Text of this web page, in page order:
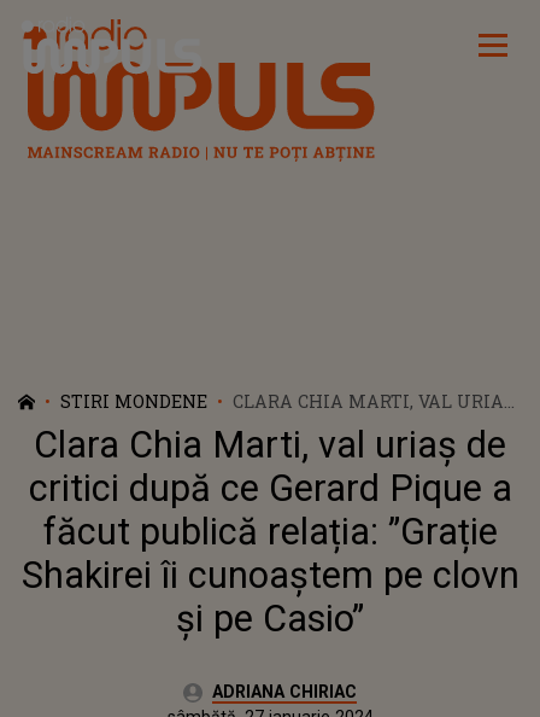
Radio Impuls
STIRI MONDENE
CLARA CHIA MARTI, VAL URIAȘ
DE CRITICI DUPĂ CE GERARD
PIQUE A FĂCUT PUBLICĂ
RELAȚIA: ”GRAȚIE SHAKIREI ÎI
CUNOAȘTEM PE CLOVN ȘI PE
CASIO”
Clara Chia Marti, val uriaș de
critici după ce Gerard Pique a
făcut publică relația: ”Grație
Shakirei îi cunoaștem pe clovn
și pe Casio”
Autor:ADRIANA CHIRIAC